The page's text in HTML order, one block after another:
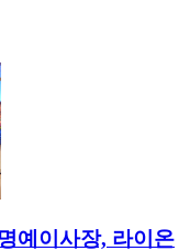
예이사장, 라이온